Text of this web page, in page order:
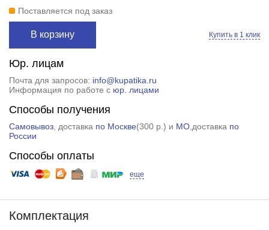
Поставляется под заказ
В корзину Купить в 1 клик
Юр. лицам
Почта для запросов: info@kupatika.ru
Информация по работе с юр. лицами
Способы получения
Самовывоз, доставка по Москве(300 р. ) и МО,доставка по
России
Способы оплаты
еще
Комплектация